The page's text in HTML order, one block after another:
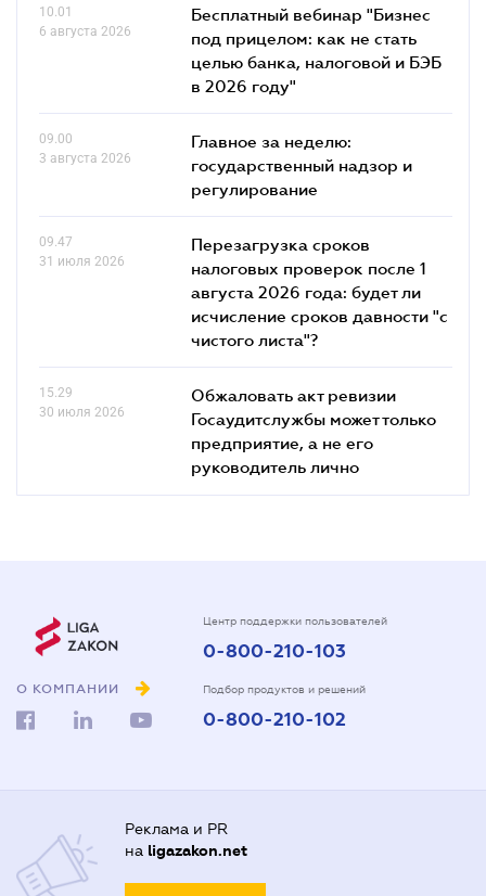
10.01
6 августа 2026
Бесплатный вебинар "Бизнес
под прицелом: как не стать
целью банка, налоговой и БЭБ
в 2026 году"
09.00
3 августа 2026
Главное за неделю:
государственный надзор и
регулирование
09.47
31 июля 2026
Перезагрузка сроков
налоговых проверок после 1
августа 2026 года: будет ли
исчисление сроков давности "с
чистого листа"?
15.29
30 июля 2026
Обжаловать акт ревизии
Госаудитслужбы может только
предприятие, а не его
руководитель лично
О КОМПАНИИ
Центр поддержки пользователей
0-800-210-103
Подбор продуктов и решений
0-800-210-102
Реклама и PR
на ligazakon.net